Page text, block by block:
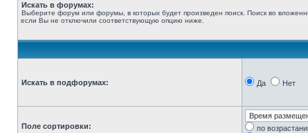
Искать в форумах:
Выберите форум или форумы, в которых будет произведен поиск. Поиск во
если Вы не отключили соответствующую опцию ниже.
Искать в подфорумах: Да Нет
Поле сортировки:
по